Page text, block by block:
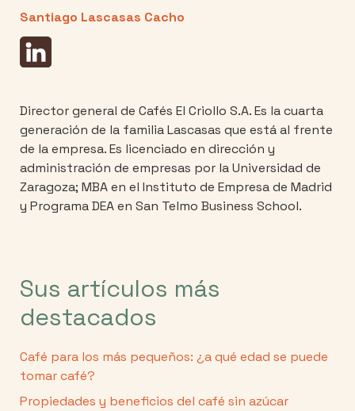
Santiago Lascasas Cacho
Director general de Cafés El Criollo S.A. Es la cuarta
generación de la familia Lascasas que está al frente
de la empresa. Es licenciado en dirección y
administración de empresas por la Universidad de
Zaragoza; MBA en el Instituto de Empresa de Madrid
y Programa DEA en San Telmo Business School.
Sus artículos más
destacados
Café para los más pequeños: ¿a qué edad se puede
tomar café?
Propiedades y beneficios del café sin azúcar